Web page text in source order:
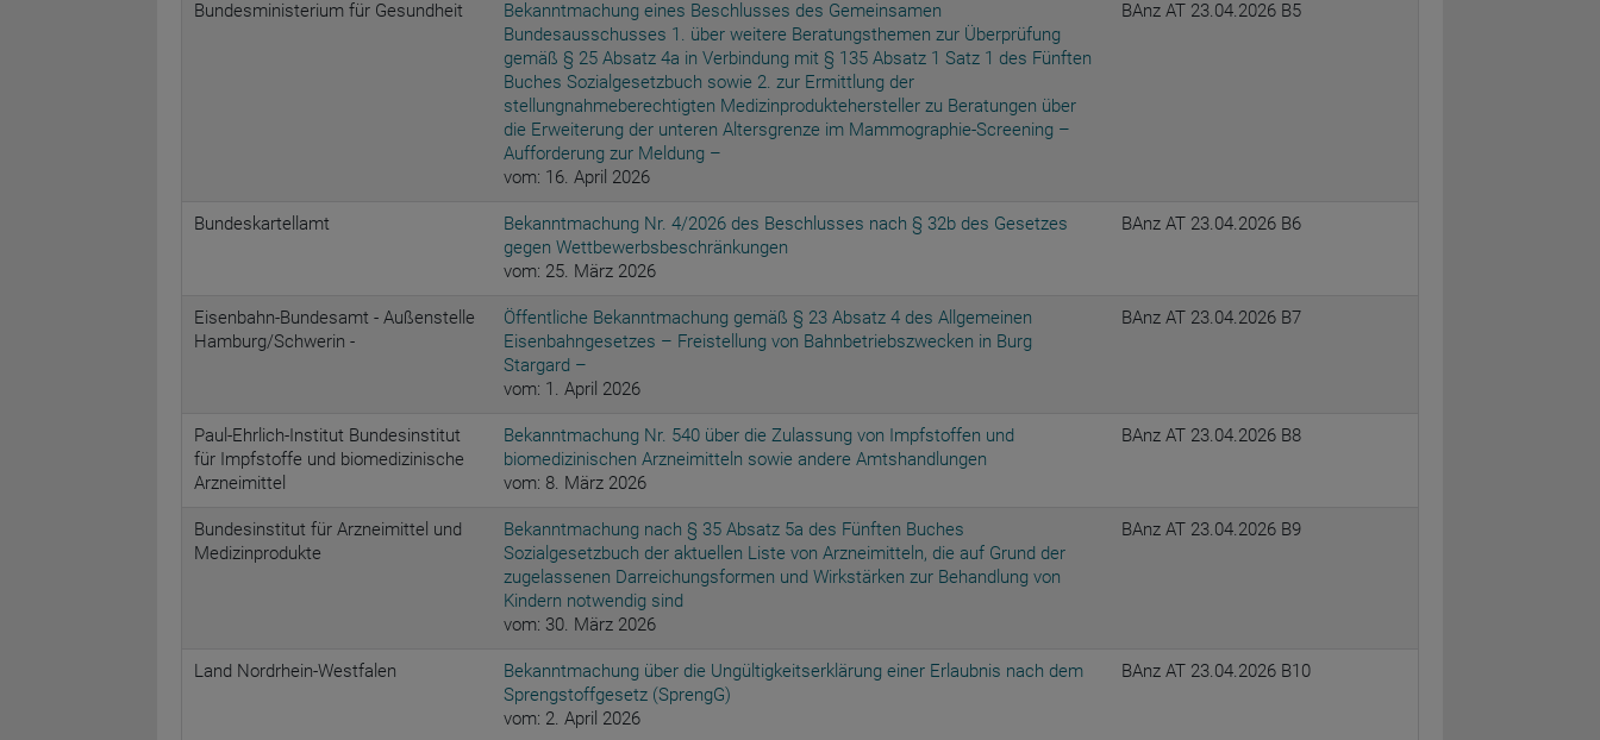
Bundesministerium für Gesundheit
Bekanntmachung eines Beschlusses des Gemeinsamen
Bundesausschusses 1. über weitere Beratungsthemen zur Überprüfung
gemäß § 25 Absatz 4a in Verbindung mit § 135 Absatz 1 Satz 1 des Fünften
Buches Sozialgesetzbuch sowie 2. zur Ermittlung der
stellungnahmeberechtigten Medizinproduktehersteller zu Beratungen über
die Erweiterung der unteren Altersgrenze im Mammographie-Screening –
Aufforderung zur Meldung –
vom: 16. April 2026
BAnz AT 23.04.2026 B5
Bundeskartellamt
Bekanntmachung Nr. 4/2026 des Beschlusses nach § 32b des Gesetzes
gegen Wettbewerbsbeschränkungen
vom: 25. März 2026
BAnz AT 23.04.2026 B6
Eisenbahn-Bundesamt - Außenstelle
Hamburg/Schwerin -
Öffentliche Bekanntmachung gemäß § 23 Absatz 4 des Allgemeinen
Eisenbahngesetzes – Freistellung von Bahnbetriebszwecken in Burg
Stargard –
vom: 1. April 2026
BAnz AT 23.04.2026 B7
Paul-Ehrlich-Institut Bundesinstitut
für Impfstoffe und biomedizinische
Arzneimittel
Bekanntmachung Nr. 540 über die Zulassung von Impfstoffen und
biomedizinischen Arzneimitteln sowie andere Amtshandlungen
vom: 8. März 2026
BAnz AT 23.04.2026 B8
Bundesinstitut für Arzneimittel und
Medizinprodukte
Bekanntmachung nach § 35 Absatz 5a des Fünften Buches
Sozialgesetzbuch der aktuellen Liste von Arzneimitteln, die auf Grund der
zugelassenen Darreichungsformen und Wirkstärken zur Behandlung von
Kindern notwendig sind
vom: 30. März 2026
BAnz AT 23.04.2026 B9
Land Nordrhein-Westfalen
Bekanntmachung über die Ungültigkeitserklärung einer Erlaubnis nach dem
Sprengstoffgesetz (SprengG)
vom: 2. April 2026
BAnz AT 23.04.2026 B10